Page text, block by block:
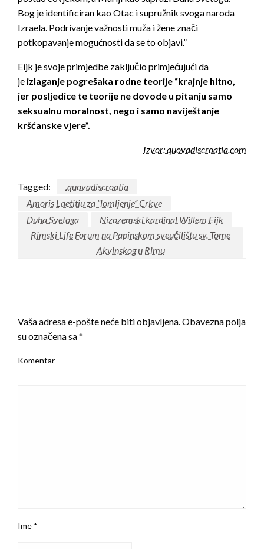
Bog je identificiran kao Otac i supružnik svoga naroda
Izraela. Podrivanje važnosti muža i žene znači
potkopavanje mogućnosti da se to objavi.”
Eijk je svoje primjedbe zaključio primjećujući da
je izlaganje pogrešaka rodne teorije “krajnje hitno,
jer posljedice te teorije ne dovode u pitanju samo
seksualnu moralnost, nego i samo naviještanje
kršćanske vjere”.
Izvor: quovadiscroatia.com
Tagged:
.quovadiscroatia
Amoris Laetitiu za “lomljenje” Crkve
Duha Svetoga
Nizozemski kardinal Willem Eijk
Rimski Life Forum na Papinskom sveučilištu sv. Tome
Akvinskog u Rimu
Vaša adresa e-pošte neće biti objavljena.Obavezna polja
su označena sa*
Komentar
Ime *